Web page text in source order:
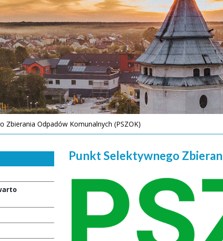
Zbierania Odpadów Komunalnych (PSZOK)
Punkt Selektywnego